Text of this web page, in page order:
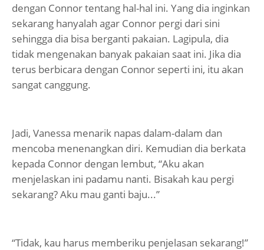
dengan Connor tentang hal-hal ini. Yang dia inginkan
sekarang hanyalah agar Connor pergi dari sini
sehingga dia bisa berganti pakaian. Lagipula, dia
tidak mengenakan banyak pakaian saat ini. Jika dia
terus berbicara dengan Connor seperti ini, itu akan
sangat canggung.
Jadi, Vanessa menarik napas dalam-dalam dan
mencoba menenangkan diri. Kemudian dia berkata
kepada Connor dengan lembut, “Aku akan
menjelaskan ini padamu nanti. Bisakah kau pergi
sekarang? Aku mau ganti baju...”
“Tidak, kau harus memberiku penjelasan sekarang!”